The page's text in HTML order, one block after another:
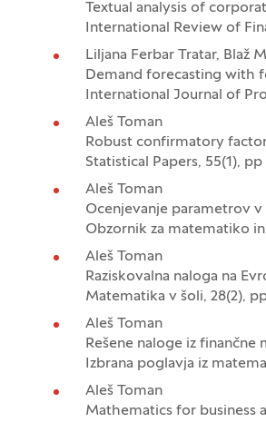
Textual analysis of
International Review of
Liljana Ferbar Tratar, Blaž
Demand forecasting with
International Journal of
Aleš Toman
Robust confirmatory
Statistical Papers, 55(1), pp
Aleš Toman
Ocenjevanje parametrov
Obzornik za matematiko in
Aleš Toman
Raziskovalna naloga na
Matematika v šoli, 28(2),
Aleš Toman
Rešene naloge iz
Izbrana poglavja iz
Aleš Toman
Mathematics for business